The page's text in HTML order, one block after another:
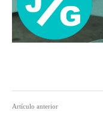
Artículo anterior